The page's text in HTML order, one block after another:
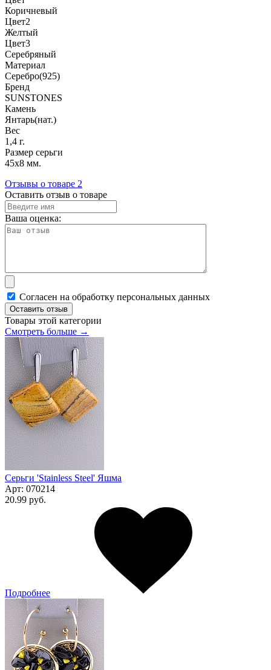
Коричневый
Цвет2
Желтый
Цвет3
Серебряный
Материал
Серебро(925)
Бренд
SUNSTONES
Камень
Янтарь(нат.)
Вес
1,4 г.
Размер серьги
45х8 мм.
Отзывы о товаре 2
Оставить отзыв о товаре
Ваша оценка:
Согласен на обработку персональных данных
Оставить отзыв
Товары этой категории
Смотреть больше →
Серьги 'Stainless Steel' Яшма
Арт: 070214
20.99 руб.
Подробнее